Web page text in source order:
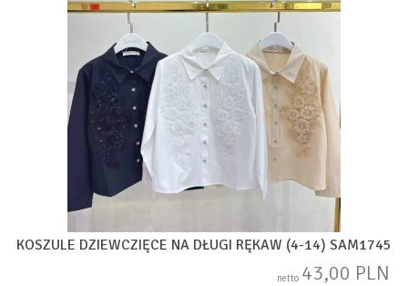
KOSZULE DZIEWCZIĘCE NA DŁUGI RĘKAW (4-14) SAM1745
netto 43,00 PLN